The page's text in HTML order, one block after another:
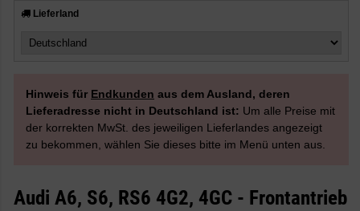
Lieferland
Hinweis für Endkunden aus dem Ausland, deren
Lieferadresse nicht in Deutschland ist: Um alle Preise mit
der korrekten MwSt. des jeweiligen Lieferlandes angezeigt
zu bekommen, wählen Sie dieses bitte im Menü unten aus.
Audi A6, S6, RS6 4G2, 4GC - Frontantrieb